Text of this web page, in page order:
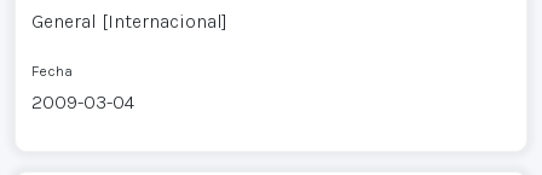
General [Internacional]
Fecha
2009-03-04